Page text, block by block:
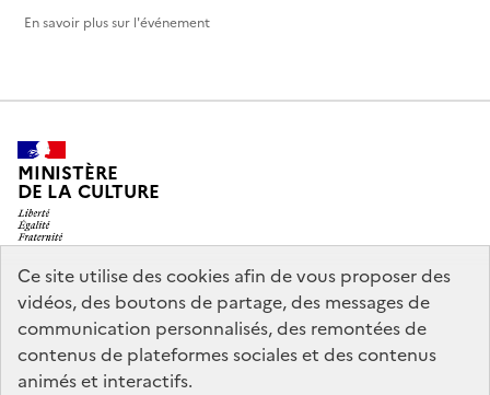
Ce site utilise des cookies afin de vous proposer des
vidéos, des boutons de partage, des messages de
communication personnalisés, des remontées de
contenus de plateformes sociales et des contenus
animés et interactifs.
En savoir plus sur l'événement
MINISTÈRE
DE LA CULTURE
legifrance.gouv.fr
info.gouv.fr
service-public.gouv.fr
data.gouv.fr